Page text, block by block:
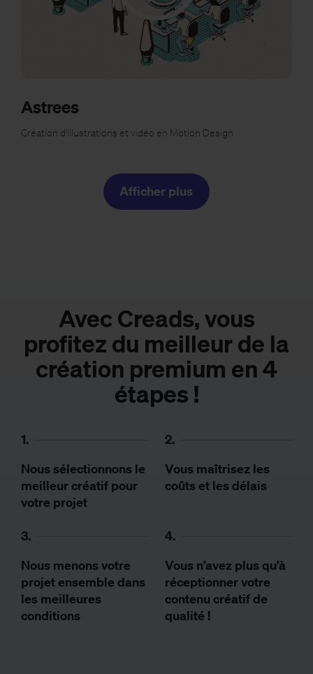
Astrees
Création d'illustrations et vidéo en Motion Design
Afficher plus
Avec Creads, vous
profitez du meilleur de la
création premium en 4
étapes !
1.
Nous sélectionnons le
meilleur créatif pour
votre projet
2.
Vous maîtrisez les
coûts et les délais
3.
Nous menons votre
projet ensemble dans
les meilleures
conditions
4.
Vous n’avez plus qu’à
réceptionner votre
contenu créatif de
qualité !